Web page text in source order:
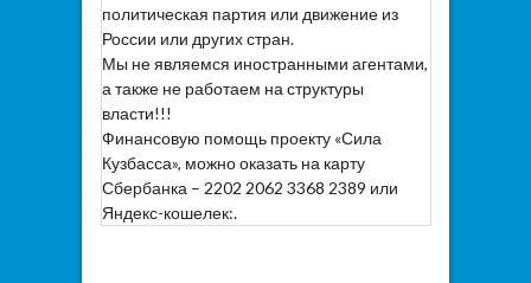
политическая партия или движение из
России или других стран.
Мы не являемся иностранными агентами,
а также не работаем на структуры
власти!!!
Финансовую помощь проекту «Сила
Кузбасса», можно оказать на карту
Сбербанка – 2202 2062 3368 2389 или
Яндекс-кошелек:.